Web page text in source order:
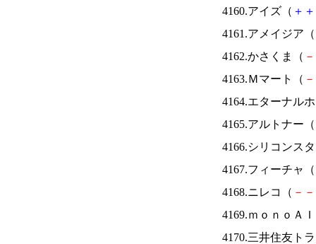
4160.アイズ（ ＋ ＋
4161.アメイジア（
4162.かさくま（ －
4163.Ｍマート（ －
4164.エターナル
4165.アルトナー（
4166.シリコンス
4167.フィーチャ（
4168.ニレコ（ － －
4169.ｍｏｎｏＡ
4170.三井住友ト